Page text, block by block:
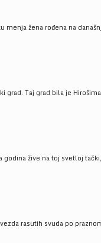
žena rođena na
Taj grad bila je
žive na toj svetloj
rasutih svuda po